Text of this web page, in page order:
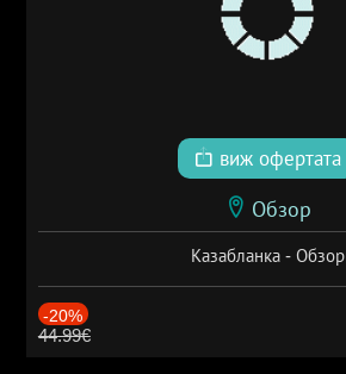
виж офертата
Обзор
Казабланка - Обзор
-20%
44.99€